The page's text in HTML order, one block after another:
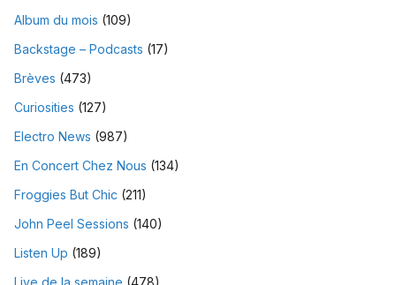
Album du mois (109)
Backstage – Podcasts (17)
Brèves (473)
Curiosities (127)
Electro News (987)
En Concert Chez Nous (134)
Froggies But Chic (211)
John Peel Sessions (140)
Listen Up (189)
Live de la semaine (478)